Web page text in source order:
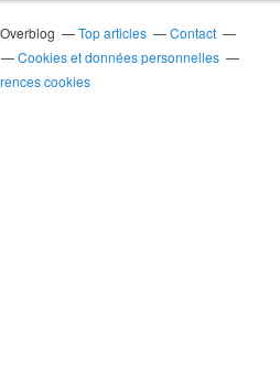
Top articles
Contact
Cookies et données personnelles
cookies